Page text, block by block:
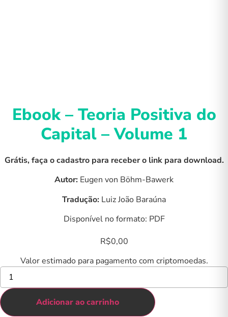
Ebook – Teoria Positiva do
Capital – Volume 1
Grátis, faça o cadastro para receber o link para download.
Autor: Eugen von Böhm-Bawerk
Tradução: Luiz João Baraúna
Disponível no formato: PDF
R$0,00
Valor estimado para pagamento com criptomoedas.
Ebook
Teoria
Positiva
do
Capital
Adicionar ao carrinho